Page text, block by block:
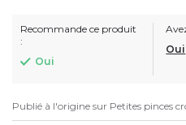
Recommande ce produit
:
Oui
Oui
Publié à l'origine sur Petites pinces